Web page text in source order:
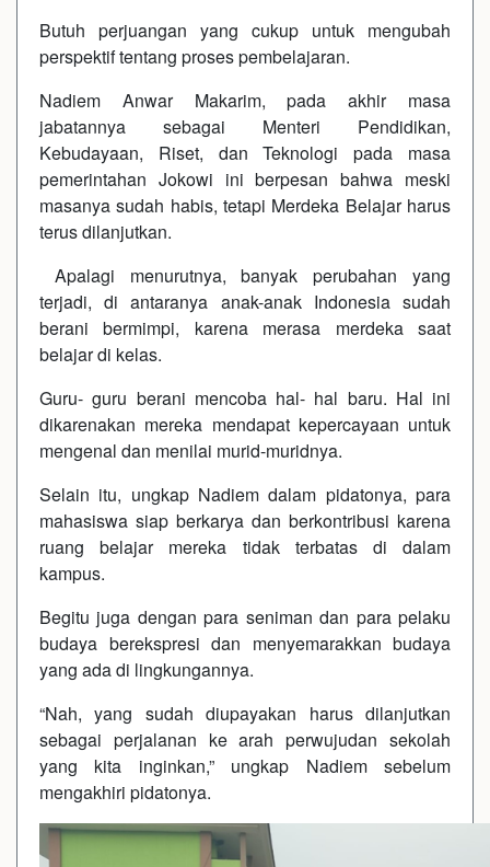
Butuh perjuangan yang cukup untuk mengubah
perspektif tentang proses pembelajaran.
Nadiem Anwar Makarim, pada akhir masa
jabatannya sebagai Menteri Pendidikan,
Kebudayaan, Riset, dan Teknologi pada masa
pemerintahan Jokowi ini berpesan bahwa meski
masanya sudah habis, tetapi Merdeka Belajar harus
terus dilanjutkan.
Apalagi menurutnya, banyak perubahan yang
terjadi, di antaranya anak-anak Indonesia sudah
berani bermimpi, karena merasa merdeka saat
belajar di kelas.
Guru- guru berani mencoba hal- hal baru. Hal ini
dikarenakan mereka mendapat kepercayaan untuk
mengenal dan menilai murid-muridnya.
Selain itu, ungkap Nadiem dalam pidatonya, para
mahasiswa siap berkarya dan berkontribusi karena
ruang belajar mereka tidak terbatas di dalam
kampus.
Begitu juga dengan para seniman dan para pelaku
budaya berekspresi dan menyemarakkan budaya
yang ada di lingkungannya.
“Nah, yang sudah diupayakan harus dilanjutkan
sebagai perjalanan ke arah perwujudan sekolah
yang kita inginkan,” ungkap Nadiem sebelum
mengakhiri pidatonya.